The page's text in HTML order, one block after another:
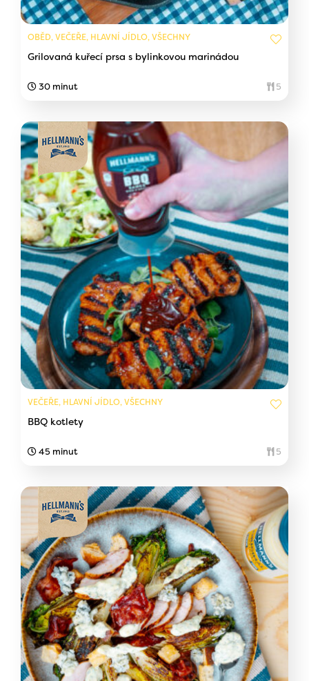
OBĚD, VEČEŘE, HLAVNÍ JÍDLO, VŠECHNY
Grilovaná kuřecí prsa s bylinkovou marinádou
30 minut 5
VEČEŘE, HLAVNÍ JÍDLO, VŠECHNY
BBQ kotlety
45 minut 5